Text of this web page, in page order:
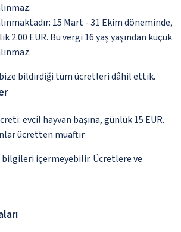
15 Mart - 31 Ekim döneminde,
2.00 EUR. Bu vergi 16 yaş yaşından küçük
bildirdiği tüm ücretleri dâhil ettik.
evcil hayvan başına, günlük 15 EUR.
ücretten muaftır
bilgileri içermeyebilir. Ücretlere ve